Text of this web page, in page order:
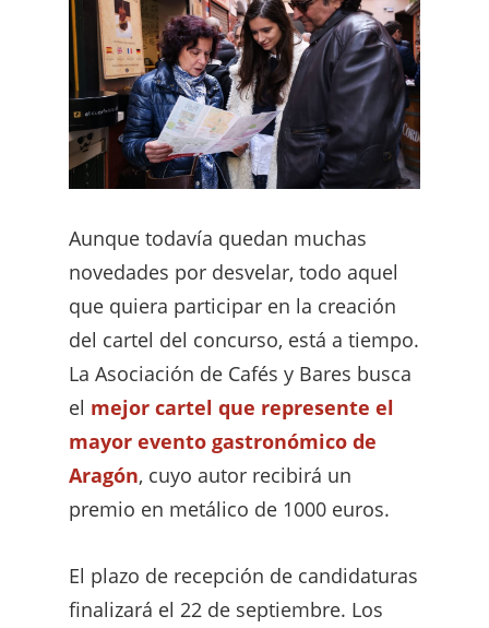
Aunque todavía quedan muchas
novedades por desvelar, todo aquel
que quiera participar en la creación
del cartel del concurso, está a tiempo.
La Asociación de Cafés y Bares busca
el mejor cartel que represente el
mayor evento gastronómico de
Aragón, cuyo autor recibirá un
premio en metálico de 1000 euros.
El plazo de recepción de candidaturas
finalizará el 22 de septiembre. Los